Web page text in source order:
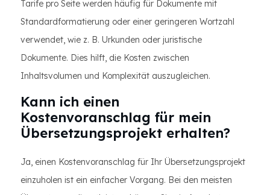
Tarife pro Seite werden häufig für Dokumente mit
Standardformatierung oder einer geringeren Wortzahl
verwendet, wie z. B. Urkunden oder juristische
Dokumente. Dies hilft, die Kosten zwischen
Inhaltsvolumen und Komplexität auszugleichen.
Kann ich einen
Kostenvoranschlag für mein
Übersetzungsprojekt erhalten?
Ja, einen Kostenvoranschlag für Ihr Übersetzungsprojekt
einzuholen ist ein einfacher Vorgang. Bei den meisten